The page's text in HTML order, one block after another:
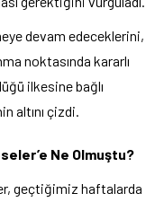
devam edeceklerini,
noktasında kararlı
ilkesine bağlı
altını çizdi.
Ne Olmuştu?
geçtiğimiz haftalarda